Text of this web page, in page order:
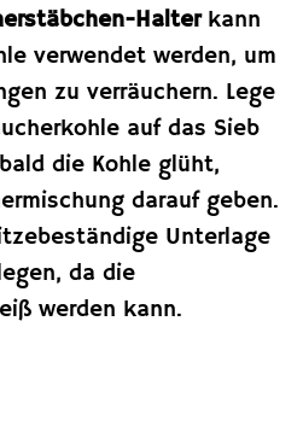
Halterkann
verwendet werden, um
zu verräuchern. Lege
auf das Sieb
die Kohle glüht,
darauf geben.
Unterlage
da die
werden kann.